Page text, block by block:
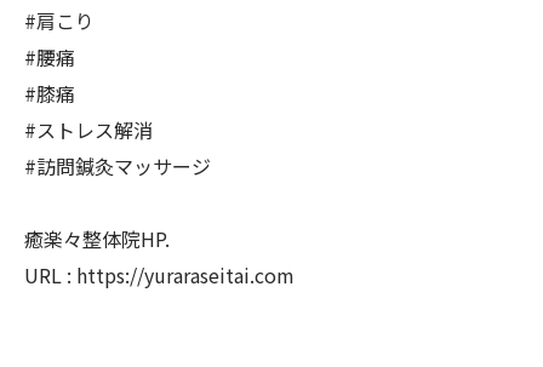
#肩こり
#腰痛
#膝痛
#ストレス解消
#訪問鍼灸マッサージ
癒楽々整体院HP.
URL : https://yuraraseitai.com